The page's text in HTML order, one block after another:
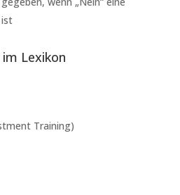
Lexikon
Training)